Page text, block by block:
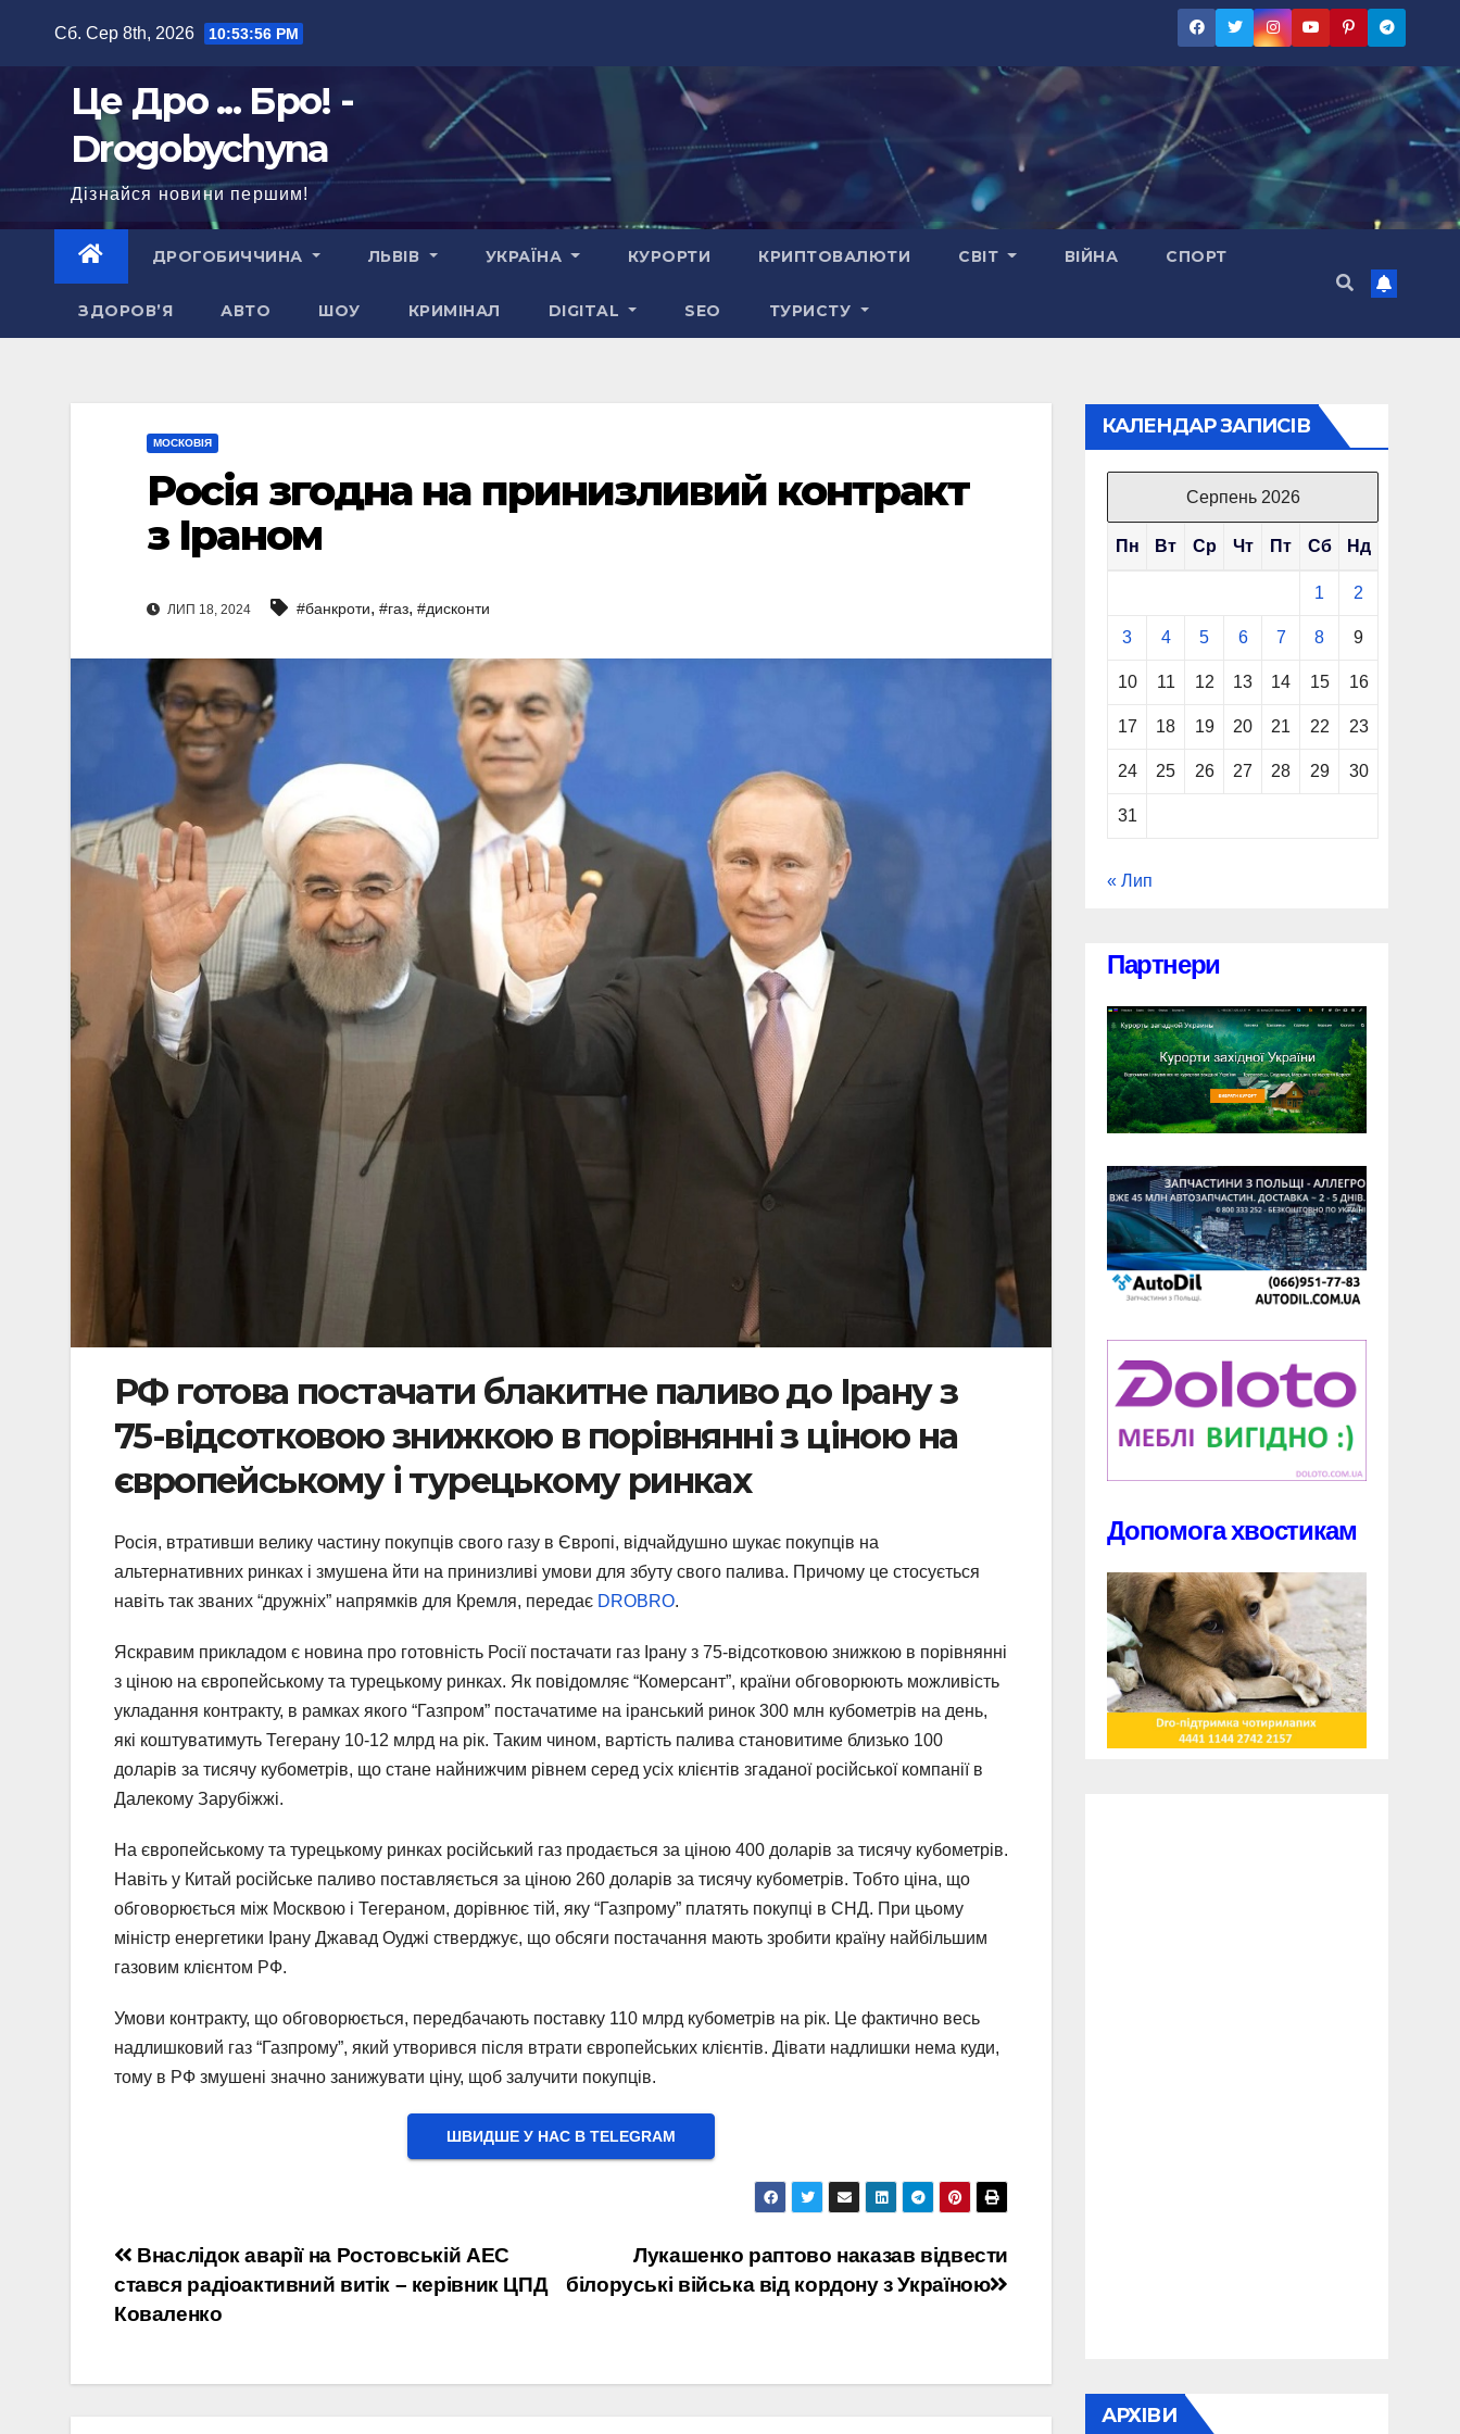
Сб. Сер 8th, 2026 10:53:57 PM
Це Дро ... Бро! -
Drogobychyna
Дізнайся новини першим!
ДРОГОБИЧЧИНА ЛЬВІВ УКРАЇНА КУРОРТИ КРИПТОВАЛЮТИ СВІТ ВІЙНА СПОРТ
ЗДОРОВ’Я АВТО ШОУ КРИМІНАЛ DIGITAL SEO ТУРИСТУ
МОСКОВІЯ
Росія згодна на принизливий контракт
з Іраном
ЛИП 18, 2024 #банкроти, #газ, #дисконти
РФ готова постачати блакитне паливо до Ірану з
75-відсотковою знижкою в порівнянні з ціною на
європейському і турецькому ринках
Росія, втративши велику частину покупців свого газу в Європі, відчайдушно шукає покупців на
альтернативних ринках і змушена йти на принизливі умови для збуту свого палива. Причому це стосується
навіть так званих “дружніх” напрямків для Кремля, передає DROBRO.
Яскравим прикладом є новина про готовність Росії постачати газ Ірану з 75-відсотковою знижкою в порівнянні
з ціною на європейському та турецькому ринках. Як повідомляє “Комерсант”, країни обговорюють можливість
укладання контракту, в рамках якого “Газпром” постачатиме на іранський ринок 300 млн кубометрів на день,
які коштуватимуть Тегерану 10-12 млрд на рік. Таким чином, вартість палива становитиме близько 100
доларів за тисячу кубометрів, що стане найнижчим рівнем серед усіх клієнтів згаданої російської компанії в
Далекому Зарубіжжі.
На європейському та турецькому ринках російський газ продається за ціною 400 доларів за тисячу кубометрів.
Навіть у Китай російське паливо поставляється за ціною 260 доларів за тисячу кубометрів. Тобто ціна, що
обговорюється між Москвою і Тегераном, дорівнює тій, яку “Газпрому” платять покупці в СНД. При цьому
міністр енергетики Ірану Джавад Оуджі стверджує, що обсяги постачання мають зробити країну найбільшим
газовим клієнтом РФ.
Умови контракту, що обговорюється, передбачають поставку 110 млрд кубометрів на рік. Це фактично весь
надлишковий газ “Газпрому”, який утворився після втрати європейських клієнтів. Дівати надлишки нема куди,
тому в РФ змушені значно занижувати ціну, щоб залучити покупців.
ШВИДШЕ У НАС В ТELEGRAM
Навігація
записів
Лукашенко раптово наказав відвести
білоруські війська від кордону з Україною
Внаслідок аварії на Ростовській АЕС
стався радіоактивний витік – керівник ЦПД
Коваленко
КАЛЕНДАР ЗАПИСІВ
Серпень 2026
Пн Вт Ср Чт Пт Сб Нд
1 2
3 4 5 6 7 8 9
10 11 12 13 14 15 16
17 18 19 20 21 22 23
24 25 26 27 28 29 30
31
« Лип
Партнери
Допомога хвостикам
АРХІВИ